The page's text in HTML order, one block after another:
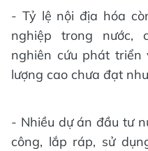
- Tỷ lệ nội địa hóa
nghiệp trong nước,
nghiên cứu phát
lượng cao chưa đạt
- Nhiều dự án đầu tư
công, lắp ráp, sử